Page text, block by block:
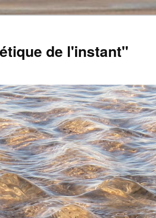
de l'instant"